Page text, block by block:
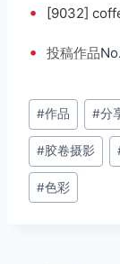
• [9032]
• 投稿作品
文
章
标
签：
#作品 #分
#胶卷摄影
#色彩